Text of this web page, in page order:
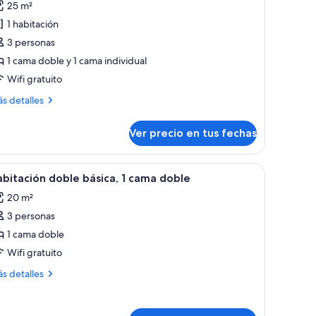
25 m²
1 habitación
3 personas
1 cama doble y 1 cama individual
Wifi gratuito
detalles
Ver precio en tus fechas
camas, un escritorio de madera y un perchero.Una habitación de hotel con cama, mesitas
16 doble básica, 1 cama doble
20 m²
3 personas
1 cama doble
Wifi gratuito
detalles